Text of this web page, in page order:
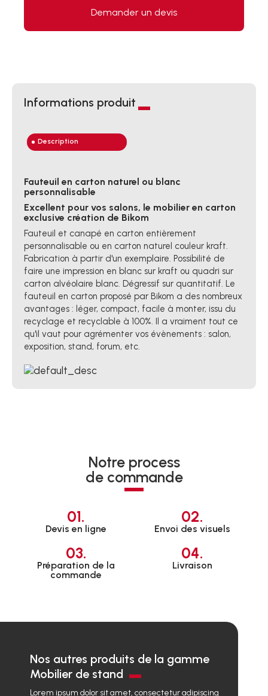
Demander un devis
Informations produit
Description
Fauteuil en carton naturel ou blanc
personnalisable
Excellent pour vos salons, le mobilier en carton
exclusive création de Bikom
Fauteuil et canapé en carton entièrement
personnalisable ou en carton naturel couleur kraft.
Fabrication à partir d'un exemplaire. Possibilité de
faire une impression en blanc sur kraft ou quadri sur
carton alvéolaire blanc. Dégressif sur quantitatif. Le
fauteuil en carton proposé par Bikom a des nombreux
avantages : léger, compact, facile à monter, issu du
recyclage et recyclable à 100%. Il a vraiment tout ce
qu'il vaut pour agrémenter vos évènements : salon,
exposition, stand, forum, etc.
Notre process
de commande
01.
Devis en ligne
02.
Envoi des visuels
03.
Préparation de la
commande
04.
Livraison
Nos autres produits de la gamme
Mobilier de stand
Lorem ipsum dolor sit amet, consectetur adipiscing